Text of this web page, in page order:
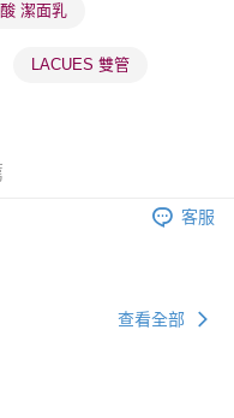
分配至SF順豐速運或京東
運費
費
2-5個工作天到店，3天內
達 運費表
潔面乳
LACUES 雙管
客服
查看全部